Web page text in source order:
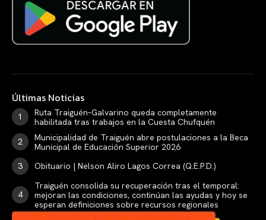
Últimas Noticias
Ruta Traiguén–Galvarino queda completamente
habilitada tras trabajos en la Cuesta Chufquén
Municipalidad de Traiguén abre postulaciones a la Beca
Municipal de Educación Superior 2026
Obituario | Nelson Aliro Lagos Correa (Q.E.P.D.)
Traiguén consolida su recuperación tras el temporal:
mejoran las condiciones, continúan las ayudas y hoy se
esperan definiciones sobre recursos regionales